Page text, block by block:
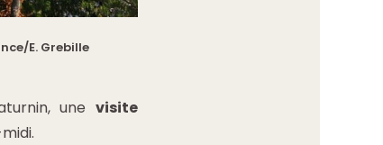
E. Grebille
une visite